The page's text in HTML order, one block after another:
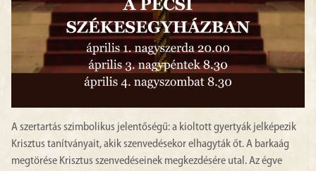
A szertartás szimbolikus jelentőségű: a kioltott gyertyák jelképezik
Krisztus tanítványait, akik szenvedésekor elhagyták őt. A barkaág
megtörése Krisztus szenvedéseinek megkezdésére utal. Az égve